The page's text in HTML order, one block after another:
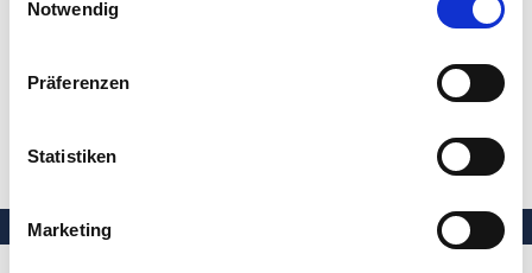
Notwendig
Präferenzen
Statistiken
Marketing
Stent